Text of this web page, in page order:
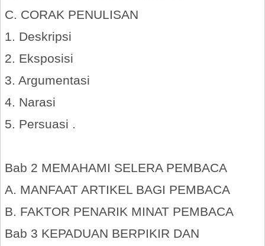
C. CORAK PENULISAN
1. Deskripsi
2. Eksposisi
3. Argumentasi
4. Narasi
5. Persuasi .
Bab 2 MEMAHAMI SELERA PEMBACA
A. MANFAAT ARTIKEL BAGI PEMBACA
B. FAKTOR PENARIK MINAT PEMBACA
Bab 3 KEPADUAN BERPIKIR DAN